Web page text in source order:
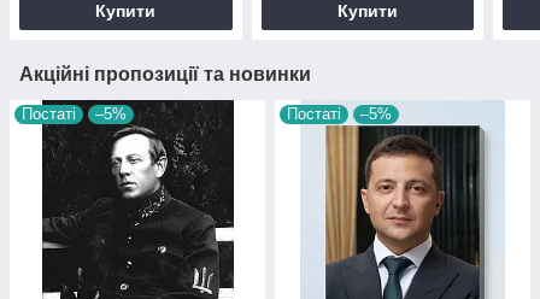
Купити Купити
Акційні пропозиції та новинки
Постаті –5% Постаті –5%